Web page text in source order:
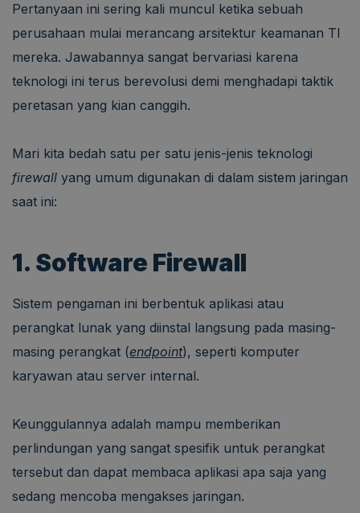
Pertanyaan ini sering kali muncul ketika sebuah
perusahaan mulai merancang arsitektur keamanan TI
mereka. Jawabannya sangat bervariasi karena
teknologi ini terus berevolusi demi menghadapi taktik
peretasan yang kian canggih.
Mari kita bedah satu per satu jenis-jenis teknologi
firewall yang umum digunakan di dalam sistem jaringan
saat ini:
1. Software Firewall
Sistem pengaman ini berbentuk aplikasi atau
perangkat lunak yang diinstal langsung pada masing-
masing perangkat (endpoint), seperti komputer
karyawan atau server internal.
Keunggulannya adalah mampu memberikan
perlindungan yang sangat spesifik untuk perangkat
tersebut dan dapat membaca aplikasi apa saja yang
sedang mencoba mengakses jaringan.